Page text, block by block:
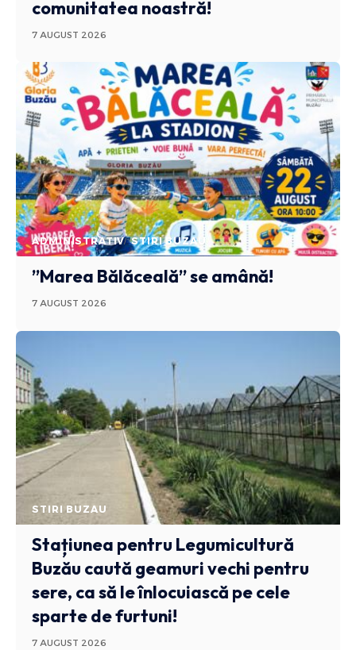
comunitatea noastră!
7 AUGUST 2026
ADMINISTRATIV STIRI BUZAU
”Marea Bălăceală” se amână!
7 AUGUST 2026
STIRI BUZAU
Stațiunea pentru Legumicultură
Buzău caută geamuri vechi pentru
sere, ca să le înlocuiască pe cele
sparte de furtuni!
7 AUGUST 2026